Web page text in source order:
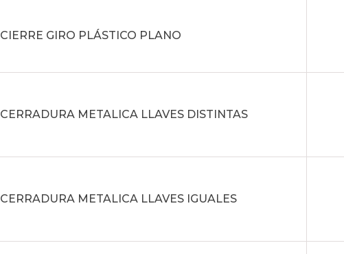
CIERRE GIRO PLÁSTICO PLANO
CERRADURA METALICA LLAVES DISTINTAS
CERRADURA METALICA LLAVES IGUALES